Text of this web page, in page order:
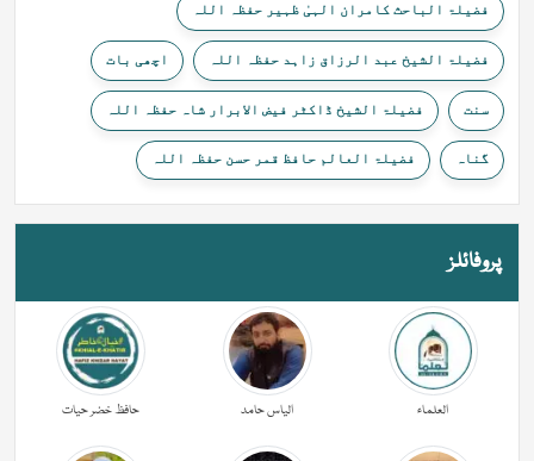
فضیلۃ الباحث کامران الہیٰ ظہیر حفظہ اللہ
فضیلۃ الشیخ عبد الرزاق زاہد حفظہ اللہ اچھی بات
سنت فضیلۃ الشیخ ڈاکٹر فیض الابرار شاہ حفظہ اللہ
گناہ فضیلۃ العالم حافظ قمر حسن حفظہ اللہ
پروفائلز
العلماء الیاس حامد حافظ خضر حیات